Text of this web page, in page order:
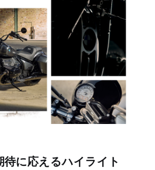
に応えるハイライト